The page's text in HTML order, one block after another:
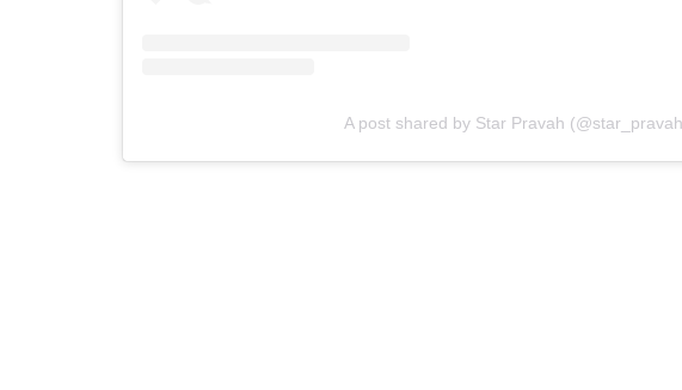
A post shared by Star Pravah